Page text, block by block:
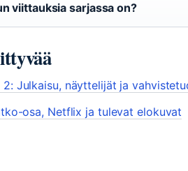
viittauksia sarjassa on?
2: Julkaisu, näyttelijät ja
osa, Netflix ja tulevat elokuvat